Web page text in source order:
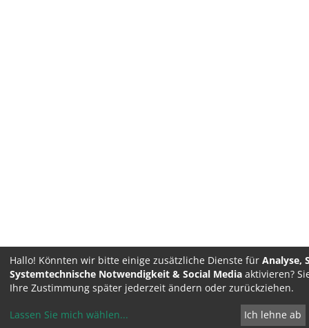
Hallo! Könnten wir bitte einige zusätzliche Dienste für Analyse,
Systemtechnische Notwendigkeit & Social Media aktivieren?
Ihre Zustimmung später jederzeit ändern oder zurückziehen.
Lassen Sie mich wählen... Ich lehne ab